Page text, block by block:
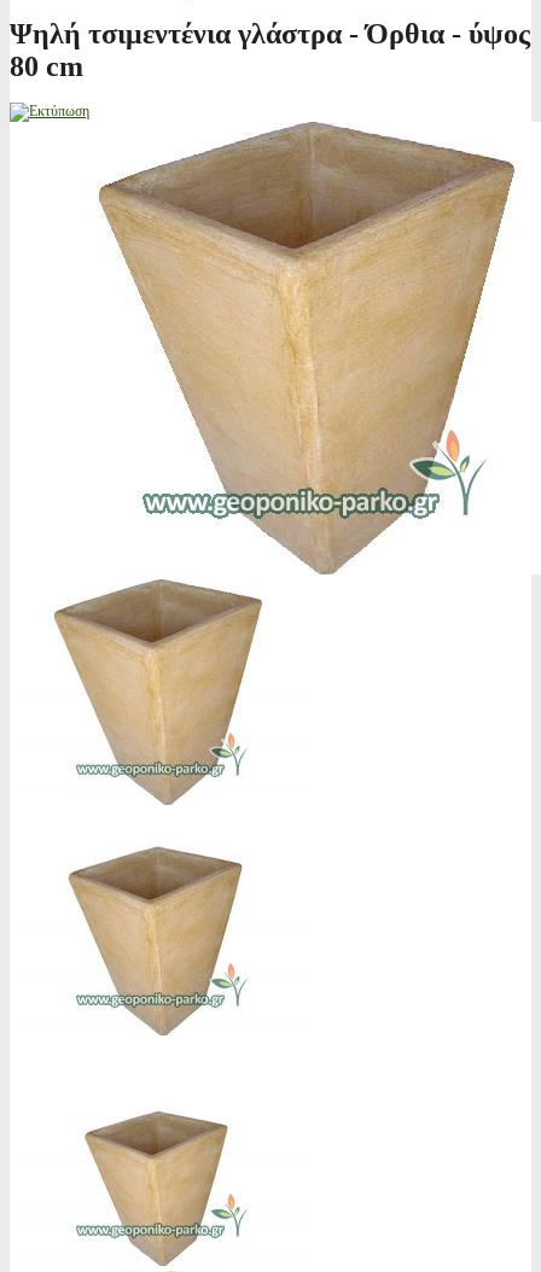
Ψηλή τσιμεντένια γλάστρα - Όρθια - ύψος
80 cm